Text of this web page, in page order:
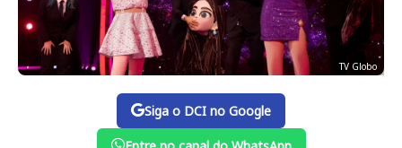
TV Globo
Siga o DCI no Google